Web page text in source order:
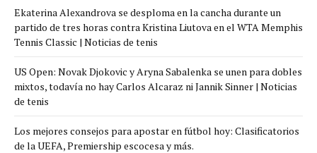
Ekaterina Alexandrova se desploma en la cancha durante un
partido de tres horas contra Kristina Liutova en el WTA Memphis
Tennis Classic | Noticias de tenis
US Open: Novak Djokovic y Aryna Sabalenka se unen para dobles
mixtos, todavía no hay Carlos Alcaraz ni Jannik Sinner | Noticias
de tenis
Los mejores consejos para apostar en fútbol hoy: Clasificatorios
de la UEFA, Premiership escocesa y más.